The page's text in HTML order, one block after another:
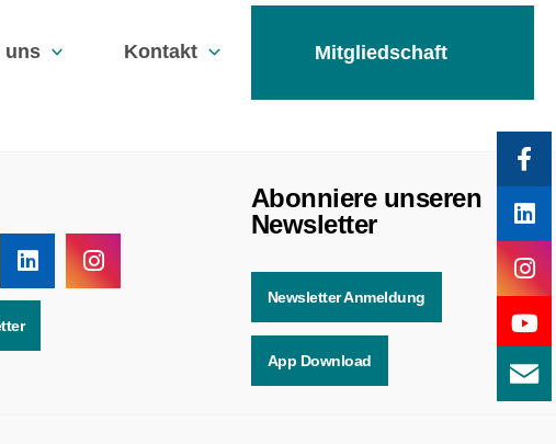
uns Kontakt Mitgliedschaft
Abonniere unseren
Newsletter
Newsletter Anmeldung
App Download